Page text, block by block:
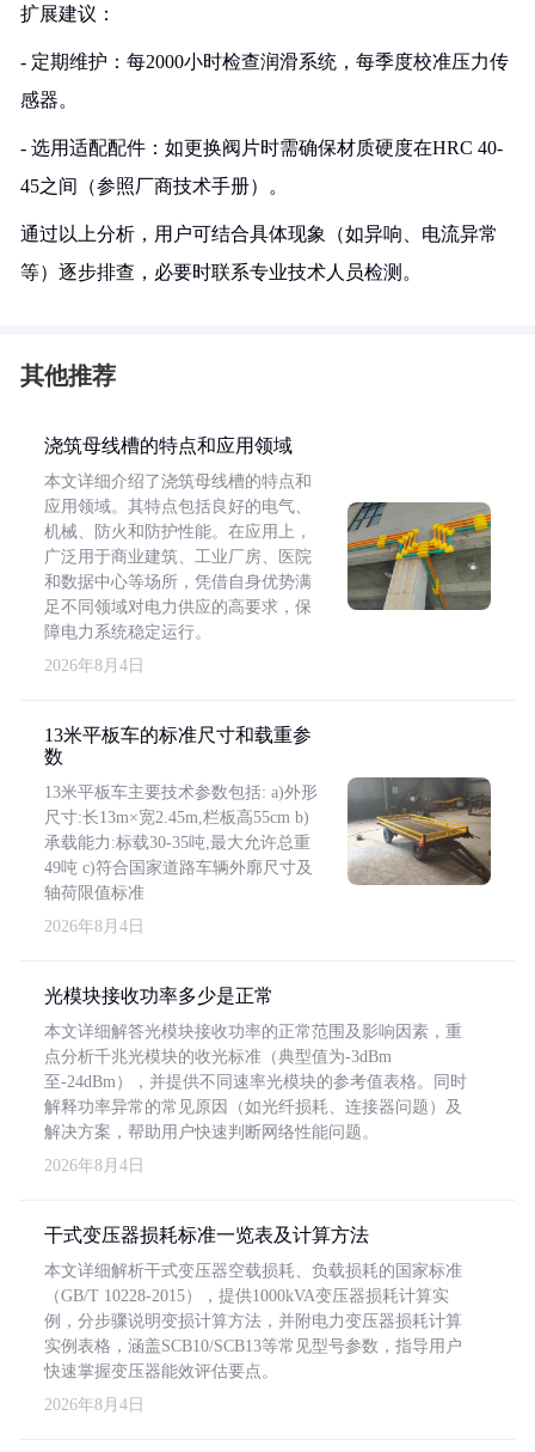
扩展建议：
- 定期维护：每2000小时检查润滑系统，每季度校准压力传
感器。
- 选用适配配件：如更换阀片时需确保材质硬度在HRC 40-
45之间（参照厂商技术手册）。
通过以上分析，用户可结合具体现象（如异响、电流异常
等）逐步排查，必要时联系专业技术人员检测。
其他推荐
浇筑母线槽的特点和应用领域
本文详细介绍了浇筑母线槽的特点和
应用领域。其特点包括良好的电气、
机械、防火和防护性能。在应用上，
广泛用于商业建筑、工业厂房、医院
和数据中心等场所，凭借自身优势满
足不同领域对电力供应的高要求，保
障电力系统稳定运行。
2026年8月4日
13米平板车的标准尺寸和载重参
数
13米平板车主要技术参数包括: a)外形
尺寸:长13m×宽2.45m,栏板高55cm b)
承载能力:标载30-35吨,最大允许总重
49吨 c)符合国家道路车辆外廓尺寸及
轴荷限值标准
2026年8月4日
光模块接收功率多少是正常
本文详细解答光模块接收功率的正常范围及影响因素，重
点分析千兆光模块的收光标准（典型值为-3dBm
至-24dBm），并提供不同速率光模块的参考值表格。同时
解释功率异常的常见原因（如光纤损耗、连接器问题）及
解决方案，帮助用户快速判断网络性能问题。
2026年8月4日
干式变压器损耗标准一览表及计算方法
本文详细解析干式变压器空载损耗、负载损耗的国家标准
（GB/T 10228-2015），提供1000kVA变压器损耗计算实
例，分步骤说明变损计算方法，并附电力变压器损耗计算
实例表格，涵盖SCB10/SCB13等常见型号参数，指导用户
快速掌握变压器能效评估要点。
2026年8月4日